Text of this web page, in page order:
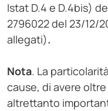
Istat D.4 e D.4bis)
2796022 del 23/12/
allegati).
Nota. La
cause, di avere
altrettanto